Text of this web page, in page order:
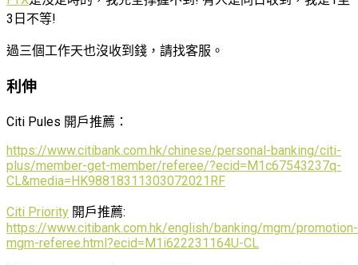
3日不等!
過三個工作天也沒收到錢，請找客服。
利伸
Citi Pules 開戶推薦：
https://www.citibank.com.hk/chinese/personal-banking/citi-
plus/member-get-member/referee/?ecid=M1c67543237q-
CL&media=HK98818311303072021RF
Citi Priority 開戶推薦:
https://www.citibank.com.hk/english/banking/mgm/promotion-
mgm-referee.html?ecid=M1i622231164U-CL